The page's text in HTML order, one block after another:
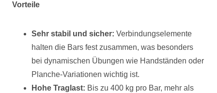
Vorteile
Sehr stabil und sicher: Verbindungselemente
halten die Bars fest zusammen, was besonders
bei dynamischen Übungen wie Handständen oder
Planche-Variationen wichtig ist.
Hohe Traglast: Bis zu 400 kg pro Bar, mehr als